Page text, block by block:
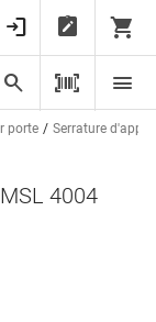
porte Serrature
4004